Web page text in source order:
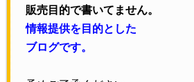
販売目的で書いてません。
情報提供を目的とした
ブログです。